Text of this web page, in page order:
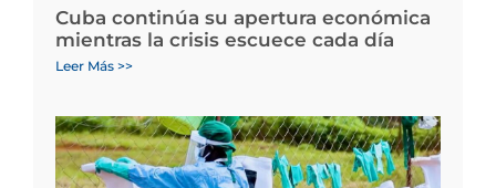
Cuba continúa su apertura económica
mientras la crisis escuece cada día
Leer Más >>